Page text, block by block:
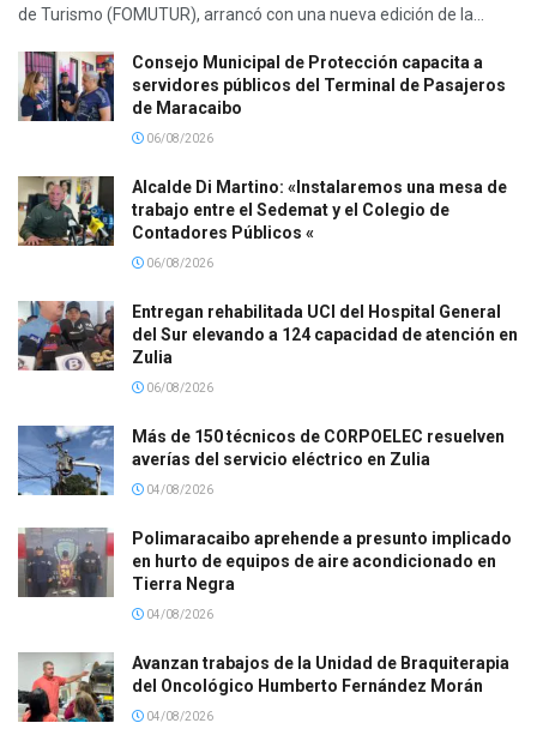
de Turismo (FOMUTUR), arrancó con una nueva edición de la...
Consejo Municipal de Protección capacita a
servidores públicos del Terminal de Pasajeros
de Maracaibo
06/08/2026
Alcalde Di Martino: «Instalaremos una mesa de
trabajo entre el Sedemat y el Colegio de
Contadores Públicos «
06/08/2026
Entregan rehabilitada UCI del Hospital General
del Sur elevando a 124 capacidad de atención en
Zulia
06/08/2026
Más de 150 técnicos de CORPOELEC resuelven
averías del servicio eléctrico en Zulia
04/08/2026
Polimaracaibo aprehende a presunto implicado
en hurto de equipos de aire acondicionado en
Tierra Negra
04/08/2026
Avanzan trabajos de la Unidad de Braquiterapia
del Oncológico Humberto Fernández Morán
04/08/2026